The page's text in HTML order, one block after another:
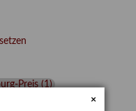
Preis(1)
×